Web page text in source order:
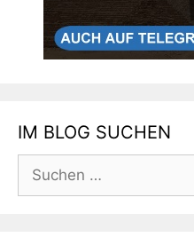
IM BLOG SUCHEN
nach: